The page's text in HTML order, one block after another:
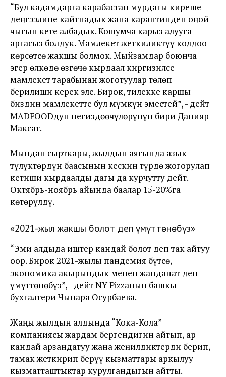
“Бул кадамдарга карабастан мурдагы киреше
деңгээлине кайтпадык жана карантинден оңой
чыгып кете албадык. Кошумча карыз алууга
аргасыз болдук. Мамлекет жеткиликтүү колдоо
көрсөтсө жакшы болмок. Мыйзамдар боюнча
эгер өлкөдө өзгөчө кырдаал киргизилсе
мамлекет тарабынан жоготуулар төлөп
берилиши керек эле. Бирок, тилекке каршы
биздин мамлекетте бул мүмкүн эместей”, - дейт
MADFOODдун негиздөөчүлөрүнүн бири Данияр
Максат.
Мындан сырткары, жылдын аягында азык-
түлүктөрдүн баасынын кескин түрдө жогорулап
кетиши кырдаалды дагы да курчутту дейт.
Октябрь-ноябрь айында баалар 15-20%га
көтөрүлдү.
«2021-жыл жакшы болот деп үмүттөнөбүз»
“Эми алдыда иштер кандай болот деп так айтуу
оор. Бирок 2021-жылы пандемия бүтсө,
экономика акырындык менен жанданат деп
үмүттөнөбүз”, - дейт NY Pizzaнын башкы
бухгалтери Чынара Осурбаева.
Жаңы жылдын алдында “Кока-Кола”
компаниясы жардам бергендигин айтып, ар
кандай арзандатуу жана жеңилдиктерди берип,
тамак жеткирип берүү кызматтары аркылуу
кызматташтыктар курулгандыгын айтты.